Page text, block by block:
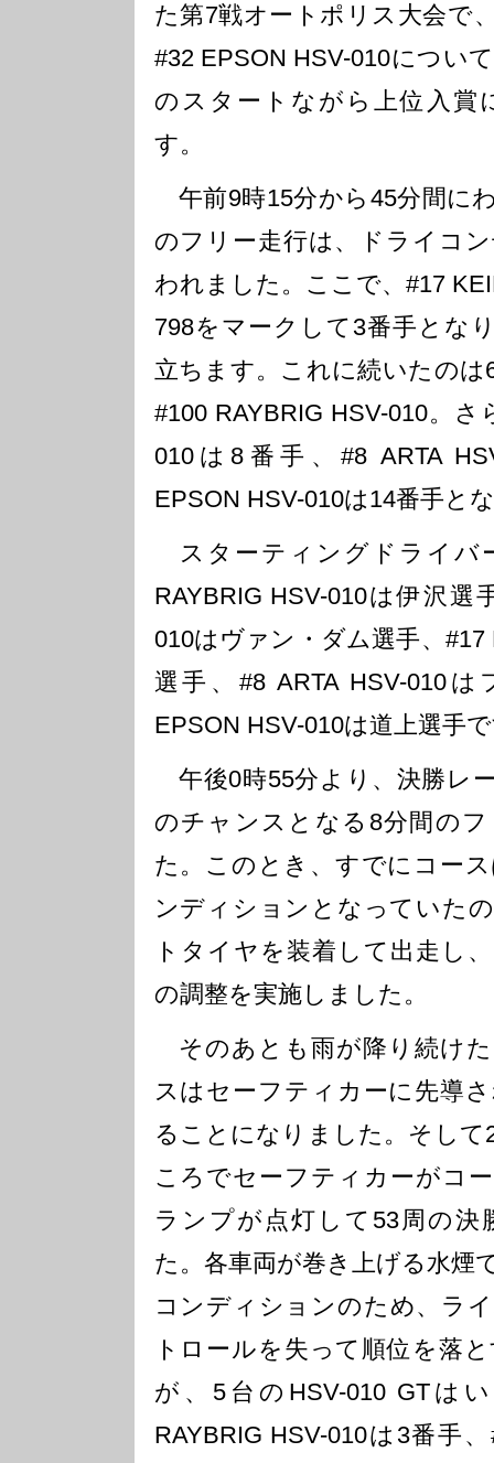
た第7戦オートポリス大会で
#32 EPSON HSV-010につい
のスタートながら上位入賞
す。
午前9時15分から45分間に
のフリー走行は、ドライコ
われました。ここで、#17
798をマークして3番手とな
立ちます。これに続いたの
#100 RAYBRIG HSV-010。
010は8番手、#8 ARTA
EPSON HSV-010は14番手と
スターティングドライバ
RAYBRIG HSV-010は伊沢選
010はヴァン・ダム選手、#17
選手、#8 ARTA HSV-010
EPSON HSV-010は道上選手
午後0時55分より、決勝レ
のチャンスとなる8分間の
た。このとき、すでにコー
ンディションとなっていた
トタイヤを装着して出走し
の調整を実施しました。
そのあとも雨が降り続け
スはセーフティカーに先導
ることになりました。そし
ころでセーフティカーがコ
ランプが点灯して53周の決
た。各車両が巻き上げる水煙
コンディションのため、ラ
トロールを失って順位を落
が、5台のHSV-010 GTは
RAYBRIG HSV-010は3番手